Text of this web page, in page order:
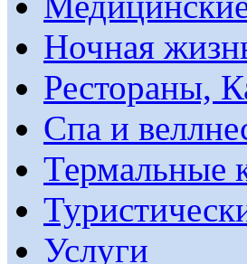
Ночная
Рестораны,
Спа и
Термальные
Услуги